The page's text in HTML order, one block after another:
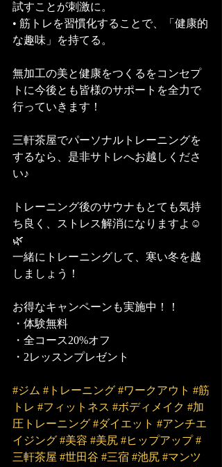
試すことが刺激に。
• 筋トレを習慣化することで、「健康的
な趣味」を持てる。
無加工の美と健康をつくるをコンセプ
トに今後とも皆様のサポートを全力で
行っていきます！
三軒茶屋でパーソナルトレーニングを
するなら、是非サトレへお越しくださ
い♪
トレーニング後のサウナもとても気持
ち良く、ストレス解消になりますよ☺️
🌿
一緒にトレーニングして、寒い冬を越
しましょう！
お得なキャンペーンも実施中！！
・体験無料
・全コース20%オフ
・2レッスンプレゼント
#ジム #トレーニング #ワークアウト #筋
トレ #フィットネス #ボディメイク #加
圧トレーニング #ダイエット #アンチエ
イジング #美容 #美尻 #ヒップアップ #
三軒茶屋 #世田谷 #三宿 #池尻 #マンツ